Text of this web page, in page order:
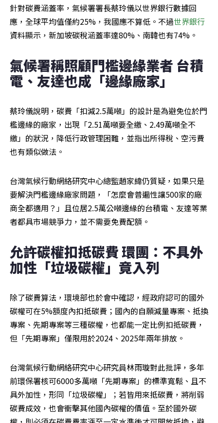
針對碳費涵蓋率，氣候署署長蔡玲儀以世界銀行數據回
應，全球平均值僅約25%，我國應不算低。不過世界銀行
資料顯示，新加坡碳稅涵蓋率達80%、南韓也有74%。
氣候署稱照顧門檻邊緣業者 台積
電、友達也成「邊緣廠家」
蔡玲儀說明，碳費「扣減2.5萬噸」的設計是為避免位於門
檻邊緣的廠家，出現「2.51萬噸要全繳、2.49萬噸全不
繳」的狀況，降低行政管理困難，並指出所得稅、空污費
也有類似做法。
台灣氣候行動網絡研究中心總監趙家緯仍質疑，如果只是
要解決門檻邊緣廠家問題，「怎麼會普遍性讓500家的廠
商全都適用？」且位居2.5萬公噸邊緣的台積電、友達等業
者都具市場競爭力，並不需要免費配額。
允許碳權扣抵碳費 環團：不具外
加性「垃圾碳權」竟入列
除了碳費算法，環境部也於會中確認，經政府認可的國外
碳權可在5%額度內扣抵碳費；國內的自願減量專案、抵換
專案、先期專案等三種碳權，也都能一定比例扣抵碳費，
但「先期專案」僅限用於2024、2025年兩年排放。
台灣氣候行動網絡研究中心研究員林雨璇對此批評，多年
前環保署核可6000多萬噸「先期專案」的標準寬鬆、且不
具外加性，形同「垃圾碳權」；若皆用來抵碳費，將削弱
碳費成效，也會衝擊其他國內碳權的價值。至於國外碳